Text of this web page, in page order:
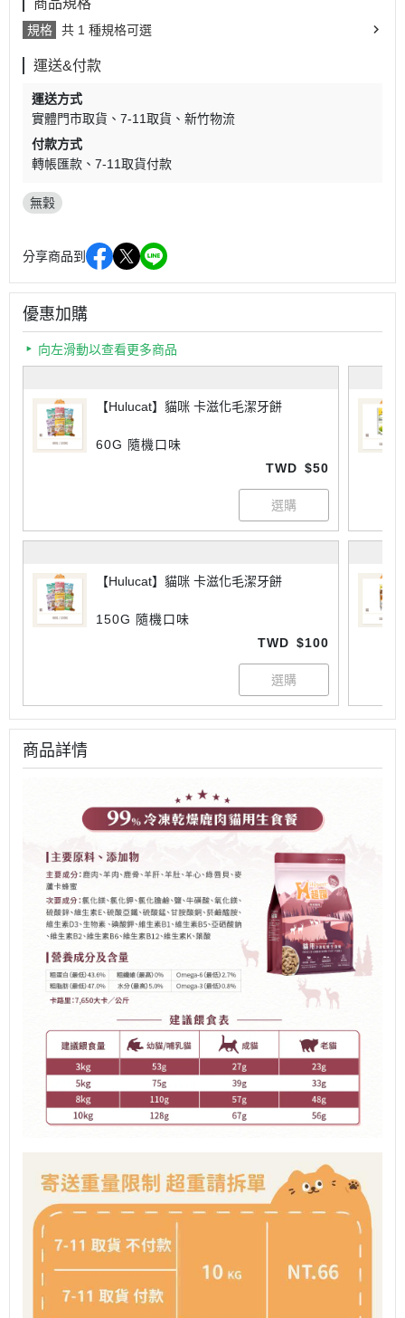
商品規格
規格 共 1 種規格可選
運送&付款
運送方式
實體門市取貨
7-11取貨
新竹物流
付款方式
轉帳匯款
7-11取貨付款
無穀
分享商品到
優惠加購
向左滑動以查看更多商品
【Hulucat】貓咪 卡滋化毛潔牙餅
60G 隨機口味
TWD $50
【Hulucat】貓咪 卡滋化毛潔牙餅
150G 隨機口味
TWD $100
商品詳情